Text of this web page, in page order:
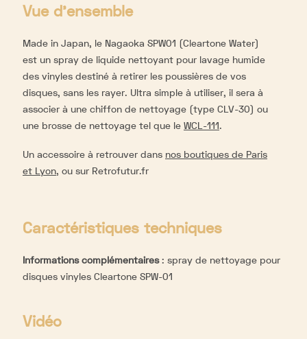
Vue d'ensemble
Made in Japan, le Nagaoka SPW01 (Cleartone Water)
est un spray de liquide nettoyant pour lavage humide
des vinyles destiné à retirer les poussières de vos
disques, sans les rayer. Ultra simple à utiliser, il sera à
associer à une chiffon de nettoyage (type CLV-30) ou
une brosse de nettoyage tel que le WCL-111.
Un accessoire à retrouver dans nos boutiques de Paris
et Lyon, ou sur Retrofutur.fr
Caractéristiques techniques
Informations complémentaires: spray de nettoyage pour
disques vinyles Cleartone SPW-01
Vidéo